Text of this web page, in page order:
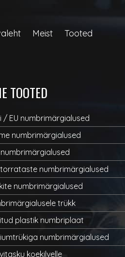
Meist Tooted
TOOTED
/ EU numbrimärgialused
numbrimärgialused
numbrimärgialused
numbrimärgialused
numbrimärgialused
trükk
plastik numbriplaat
numbrimärgialused
koekilvelle